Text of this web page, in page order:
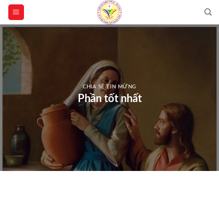
Skip
content
CHIA SẺ TIN MỪNG
Phần tốt nhất